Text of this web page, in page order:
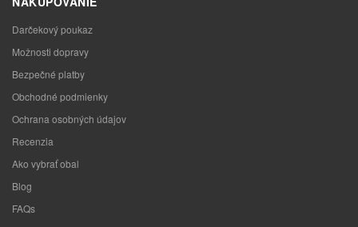
Darčekový poukaz
Možnosti dopravy
Bezpečné platby
Obchodné podmienky
Ochrana osobných údajov
Recenzia
Ako vybrať obal
Blog
FAQs